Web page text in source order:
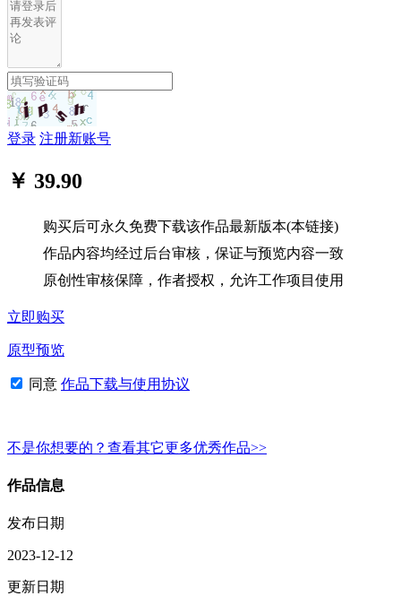
登录 注册新账号
￥ 39.90
购买后可永久免费下载该作品最新版本(本链接)
作品内容均经过后台审核，保证与预览内容一致
原创性审核保障，作者授权，允许工作项目使用
立即购买
原型预览
同意 作品下载与使用协议
不是你想要的？查看其它更多优秀作品>>
作品信息
发布日期
2023-12-12
更新日期